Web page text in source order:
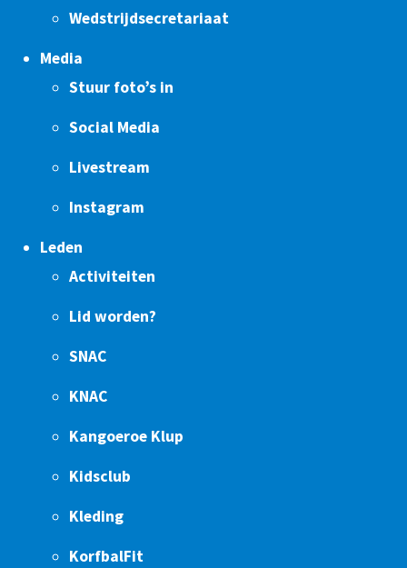
Wedstrijdsecretariaat
Media
Stuur foto’s in
Social Media
Livestream
Instagram
Leden
Activiteiten
Lid worden?
SNAC
KNAC
Kangoeroe Klup
Kidsclub
Kleding
KorfbalFit